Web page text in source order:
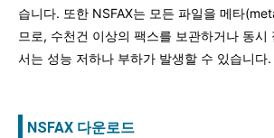
습니다. 또한 NSFAX는 모든 파일을 메타
므로, 수천건 이상의 팩스를 보관하거나 동시
서는 성능 저하나 부하가 발생할 수 있습니다.
NSFAX 다운로드